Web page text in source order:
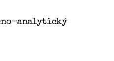
analytický